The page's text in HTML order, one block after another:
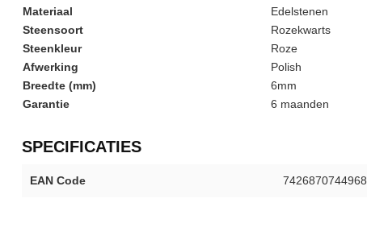
Materiaal
Edelstenen
Steensoort
Rozekwarts
Steenkleur
Roze
Afwerking
Polish
Breedte (mm)
6mm
Garantie
6 maanden
SPECIFICATIES
EAN Code 7426870744968